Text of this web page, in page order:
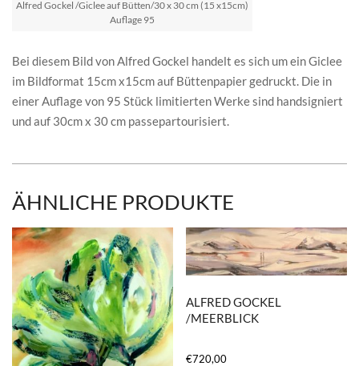
Alfred Gockel /Giclee auf Bütten/30 x 30 cm (15 x15cm)
Auflage 95
Bei diesem Bild von Alfred Gockel handelt es sich um ein Giclee
im Bildformat 15cm x15cm auf Büttenpapier gedruckt. Die in
einer Auflage von 95 Stück limitierten Werke sind handsigniert
und auf 30cm x 30 cm passepartourisiert.
ÄHNLICHE PRODUKTE
ALFRED GOCKEL
/MEERBLICK
€720,00